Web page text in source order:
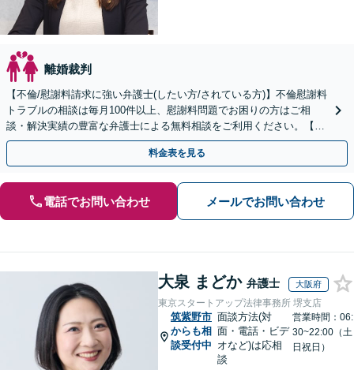
離婚裁判
【不倫/慰謝料請求に強い弁護士(したい方/されている方)】不倫慰謝料
トラブルの相談は毎月100件以上、慰謝料問題でお困りの方はご相
談・解決実績の豊富な弁護士による無料相談をご利用ください。【初
回相談０円(電話)】【全国対応】
料金表を見る
電話でお問い合わせ メールでお問い合わせ
大泉 まどか 弁護士 大阪府
東京スタートアップ法律事務所 堺支店
筑紫野市
からも相
談受付中
面談方法(対
面・電話・ビデ
オなど)は応相
談
営業時間：06:
30~22:00（土
日祝日）